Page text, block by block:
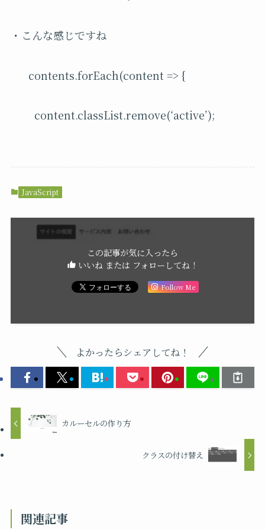
・こんな感じですね
contents.forEach(content => {
content.classList.remove(‘active’);
JavaScript
この記事が気に入ったら
いいね または フォローしてね！
Follow Me
よかったらシェアしてね！
カルーセルの作り方
クラスの付け替え
関連記事